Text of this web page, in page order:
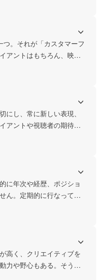
。それが「カスタマーフ
アントはもちろん、映像
にし、常に新しい表現、
アントや視聴者の期待を
に年次や経歴、ポジショ
ん。定期的に行なってい
高く、クリエイティブを
力や野心もある。そうい